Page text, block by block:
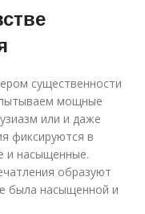
существенности
мощные
или и даже
фиксируются в
и насыщенные.
образуют
была насыщенной и